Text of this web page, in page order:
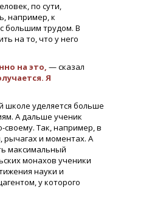
по сути,
например, к
большим трудом. В
на то, что у него
на это, — сказал
Я
школе уделяется больше
А дальше ученик
Так, например, в
рычагах и моментах. А
максимальный
монахов ученики
науки и
у которого